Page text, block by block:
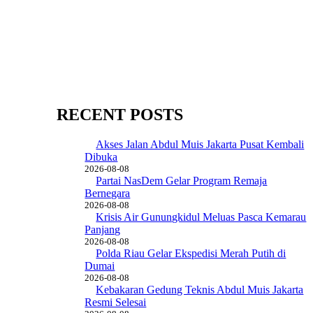
RECENT POSTS
Akses Jalan Abdul Muis Jakarta Pusat Kembali
Dibuka
2026-08-08
Partai NasDem Gelar Program Remaja
Bernegara
2026-08-08
Krisis Air Gunungkidul Meluas Pasca Kemarau
Panjang
2026-08-08
Polda Riau Gelar Ekspedisi Merah Putih di
Dumai
2026-08-08
Kebakaran Gedung Teknis Abdul Muis Jakarta
Resmi Selesai